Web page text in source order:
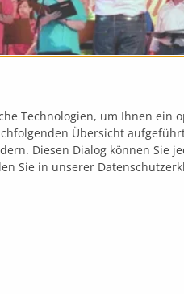
Technologien, um Ihnen ein
Übersicht
Diesen Dialog können Sie
Sie in unserer